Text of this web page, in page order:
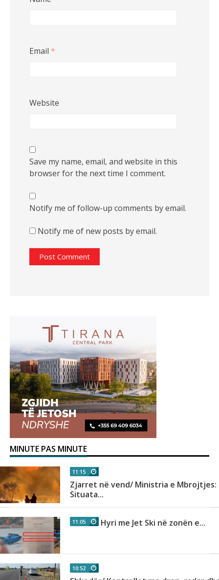
Email *
Website
Save my name, email, and website in this
browser for the next time I comment.
Notify me of follow-up comments by email.
Notify me of new posts by email.
MINUTE PAS MINUTE
11:15
Zjarret në vend/ Ministria e Mbrojtjes:
Situata...
11:05 Hyri me Jet Ski në zonën e...
10:52